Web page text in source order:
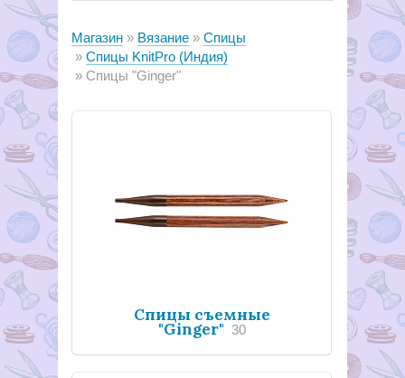
Магазин Вязание
Спицы
Спицы KnitPro (Индия)
Спицы "Ginger"
Спицы съемные
"Ginger" 30